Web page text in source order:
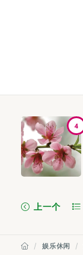
4
上一个
娱乐休闲